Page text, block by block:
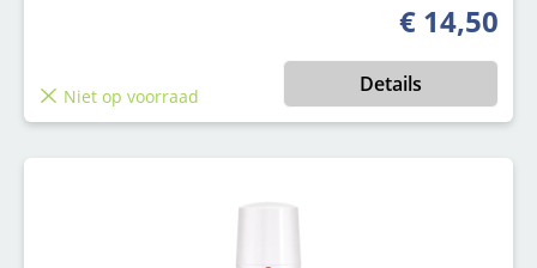
Normale
€ 14,50
Niet op voorraad Details